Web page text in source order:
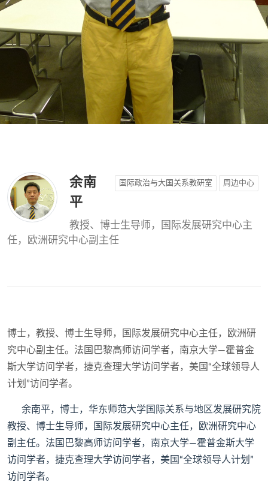
国际政治与大国关系教研室 周边中心
余南
平
教授、博士生导师，国际发展研究中心主
任，欧洲研究中心副主任
博士，教授、博士生导师，国际发展研究中心主任，欧洲研
究中心副主任。法国巴黎高师访问学者，南京大学—霍普金
斯大学访问学者，捷克查理大学访问学者，美国“全球领导人
计划”访问学者。
余南平，博士，华东师范大学国际关系与地区发展研究院
教授、博士生导师，国际发展研究中心主任，欧洲研究中心
副主任。法国巴黎高师访问学者，南京大学—霍普金斯大学
访问学者，捷克查理大学访问学者，美国“全球领导人计划”
访问学者。